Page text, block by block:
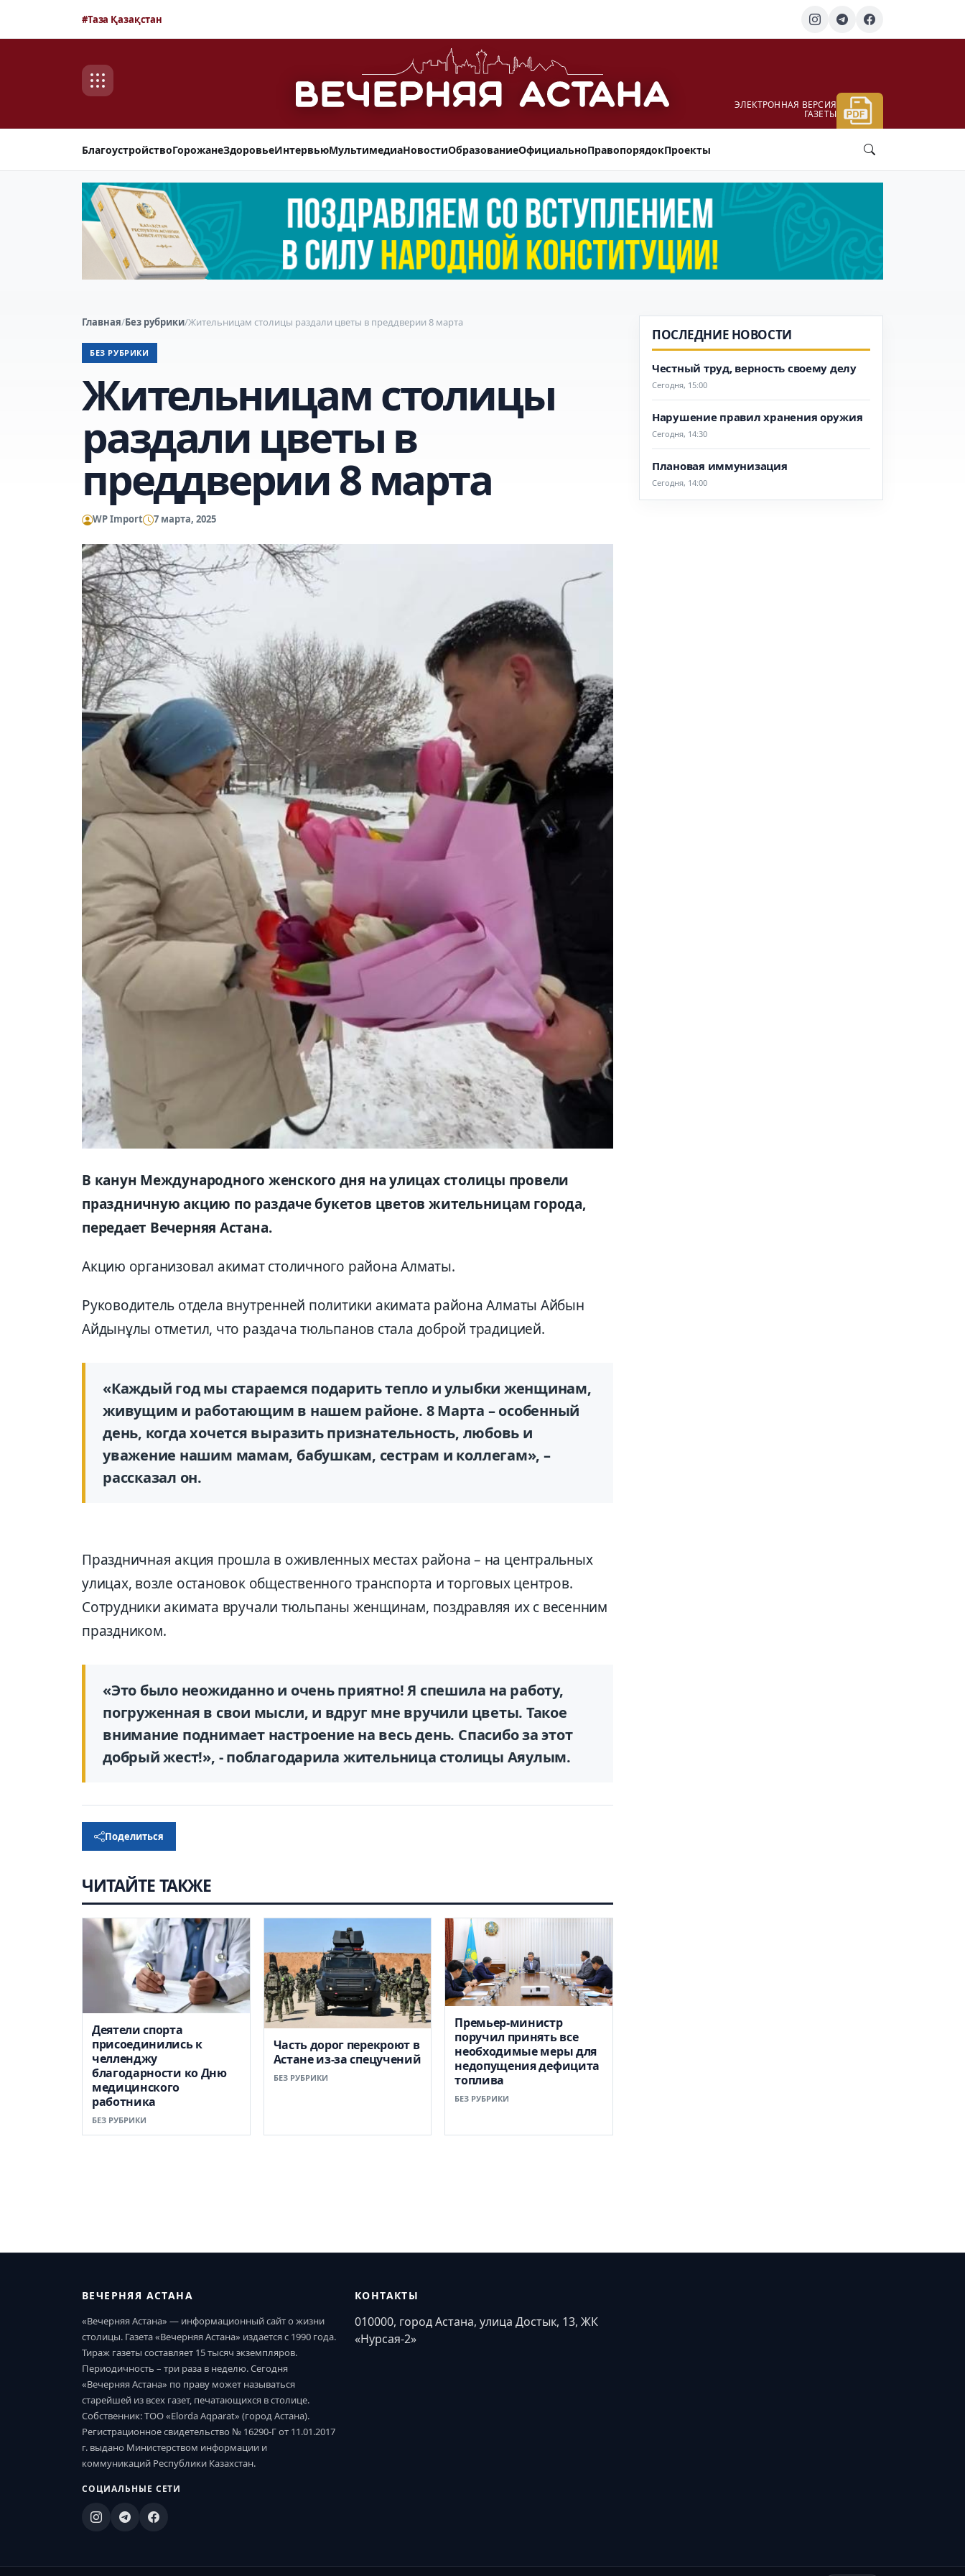
#Таза Қазақстан
ЭЛЕКТРОННАЯ ВЕРСИЯ
ГАЗЕТЫ
БлагоустройствоГорожанеЗдоровьеИнтервьюМультимедиаНовостиОбразованиеОфициальноПравопорядокПроекты
Главная/Без рубрики/Жительницам столицы раздали цветы в преддверии 8 марта
БЕЗ РУБРИКИ
Жительницам столицы
раздали цветы в
преддверии 8 марта
WP Import 7 марта, 2025
В канун Международного женского дня на улицах столицы провели
праздничную акцию по раздаче букетов цветов жительницам города,
передает Вечерняя Астана.
Акцию организовал акимат столичного района Алматы.
Руководитель отдела внутренней политики акимата района Алматы Айбын
Айдынұлы отметил, что раздача тюльпанов стала доброй традицией.
«Каждый год мы стараемся подарить тепло и улыбки женщинам,
живущим и работающим в нашем районе. 8 Марта – особенный
день, когда хочется выразить признательность, любовь и
уважение нашим мамам, бабушкам, сестрам и коллегам», –
рассказал он.
Праздничная акция прошла в оживленных местах района – на центральных
улицах, возле остановок общественного транспорта и торговых центров.
Сотрудники акимата вручали тюльпаны женщинам, поздравляя их с весенним
праздником.
«Это было неожиданно и очень приятно! Я спешила на работу,
погруженная в свои мысли, и вдруг мне вручили цветы. Такое
внимание поднимает настроение на весь день. Спасибо за этот
добрый жест!», - поблагодарила жительница столицы Аяулым.
Поделиться
ЧИТАЙТЕ ТАКЖЕ
Деятели спорта
присоединились к
челленджу
благодарности ко Дню
медицинского
работника
БЕЗ РУБРИКИ
Часть дорог перекроют в
Астане из-за спецучений
БЕЗ РУБРИКИ
Премьер-министр
поручил принять все
необходимые меры для
недопущения дефицита
топлива
БЕЗ РУБРИКИ
ПОСЛЕДНИЕ НОВОСТИ
Честный труд, верность своему делу
Сегодня, 15:00
Нарушение правил хранения оружия
Сегодня, 14:30
Плановая иммунизация
Сегодня, 14:00
ВЕЧЕРНЯЯ АСТАНА
«Вечерняя Астана» — информационный сайт о жизни
столицы. Газета «Вечерняя Астана» издается с 1990 года.
Тираж газеты составляет 15 тысяч экземпляров.
Периодичность – три раза в неделю. Сегодня
«Вечерняя Астана» по праву может называться
старейшей из всех газет, печатающихся в столице.
Собственник: ТОО «Elorda Aqparat» (город Астана).
Регистрационное свидетельство № 16290-Г от 11.01.2017
г. выдано Министерством информации и
коммуникаций Республики Казахстан.
СОЦИАЛЬНЫЕ СЕТИ
КОНТАКТЫ
010000, город Астана, улица Достык, 13, ЖК
«Нурсая-2»